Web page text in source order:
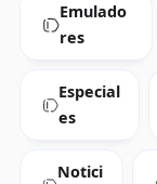
Emulado
res
Especial
es
Notici